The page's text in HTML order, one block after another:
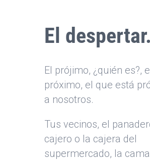
El despertar.
El prójimo, ¿quién es?,
próximo, el que está
a nosotros.
Tus vecinos, el
cajero o la cajera del
supermercado, la